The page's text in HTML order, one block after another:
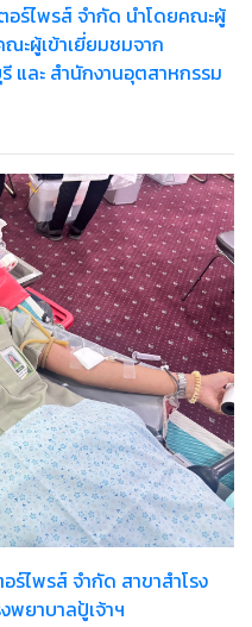
จำกัด นำโดยคณะผู้
ะผู้เข้าเยี่ยมชมจาก
และ สำนักงานอุตสาหกรรม
ร์ไพรส์ จำกัด สาขาสำโรง
พยาบาลปู้เจ้าฯ